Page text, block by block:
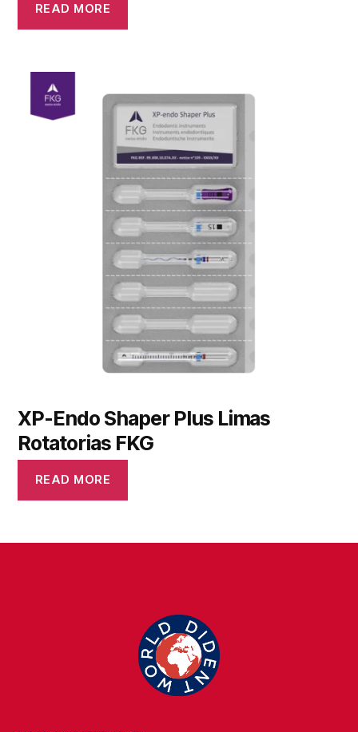
READ MORE
XP-Endo Shaper Plus Limas
Rotatorias FKG
READ MORE